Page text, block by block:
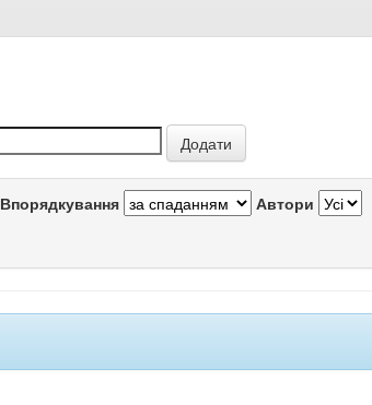
Впорядкування Автори